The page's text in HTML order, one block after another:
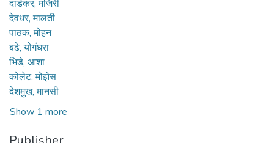
दांडेकर, मंजिरी
देवधर, मालती
पाठक, मोहन
बढे, योगंधरा
भिडे, आशा
कोलेट, मोझेस
देशमुख, मानसी
Show 1 more